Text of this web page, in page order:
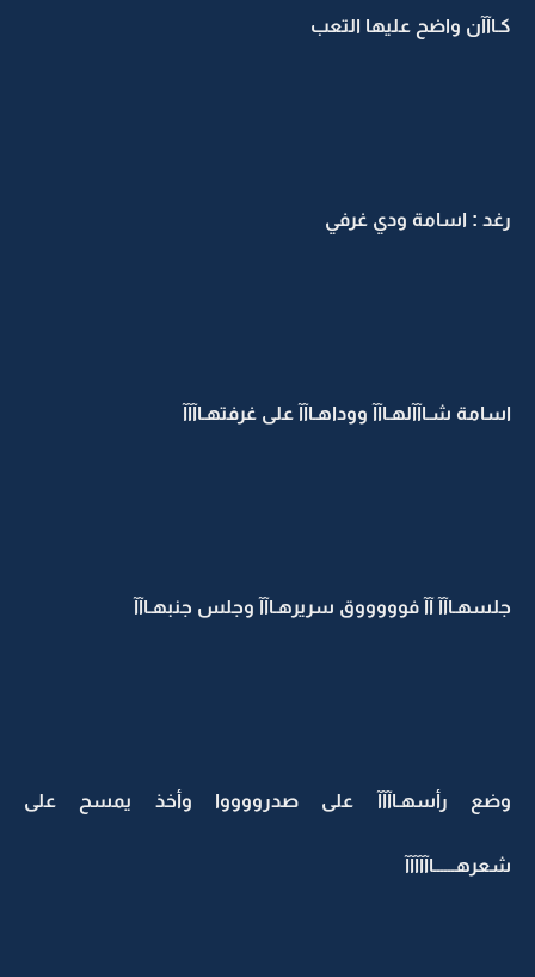
كـاآآن واضح عليها التعب
رغد : اسامة ودي غرفي
اسامة شـاآآلهـاآآ ووداهـاآآ على غرفتهـاآآآ
جلسهـاآآ آآ فوووووق سريرهـاآآ وجلس جنبهـاآآ
وضع رأسهـاآآآ على صدرووووا وأخذ يمسح على
شعرهــــــاآآآآآ